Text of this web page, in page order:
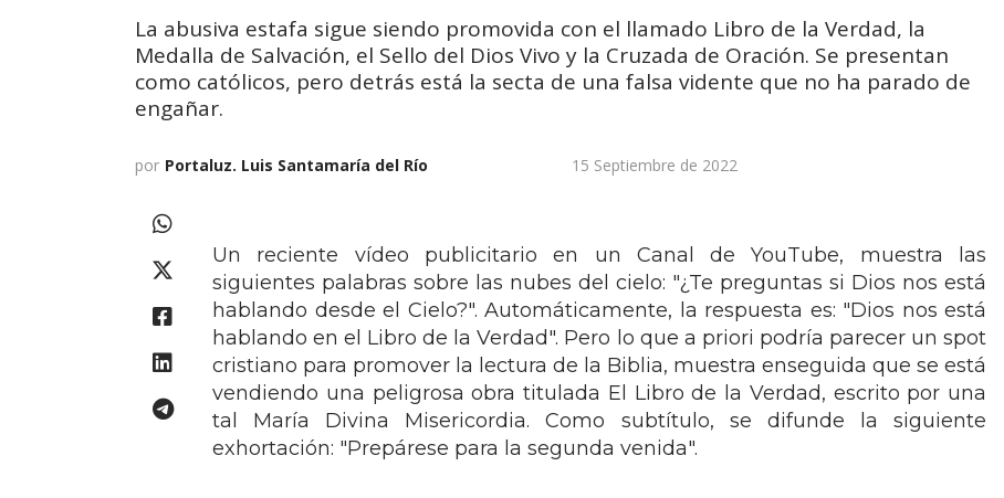
La abusiva estafa sigue siendo promovida con el llamado Libro de la Verdad, la
Medalla de Salvación, el Sello del Dios Vivo y la Cruzada de Oración. Se presentan
como católicos, pero detrás está la secta de una falsa vidente que no ha parado de
engañar.
por Portaluz. Luis Santamaría del Río 15 Septiembre de 2022
Un reciente vídeo publicitario en un Canal de YouTube, muestra las
siguientes palabras sobre las nubes del cielo: "¿Te preguntas si Dios nos está
hablando desde el Cielo?". Automáticamente, la respuesta es: "Dios nos está
hablando en el Libro de la Verdad". Pero lo que a priori podría parecer un spot
cristiano para promover la lectura de la Biblia, muestra enseguida que se está
vendiendo una peligrosa obra titulada El Libro de la Verdad, escrito por una
tal María Divina Misericordia. Como subtítulo, se difunde la siguiente
exhortación: "Prepárese para la segunda venida".